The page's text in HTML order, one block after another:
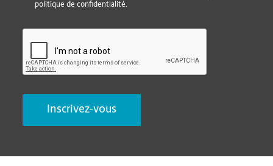
politique de confidentialité.